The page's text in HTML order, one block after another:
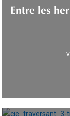
Entre les